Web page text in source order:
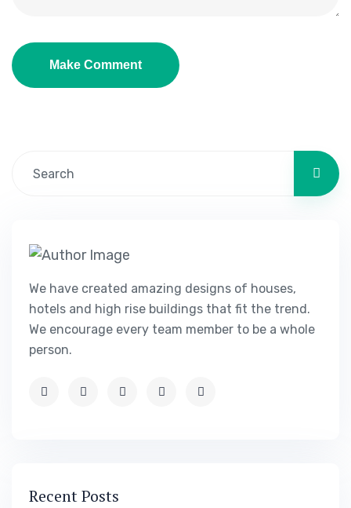
We have created amazing designs of houses,
hotels and high rise buildings that fit the trend.
We encourage every team member to be a whole
person.
Recent Posts